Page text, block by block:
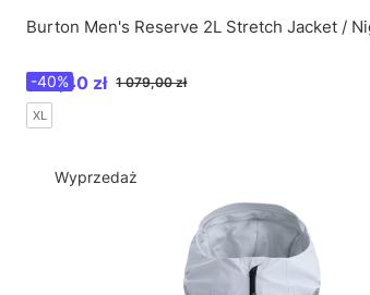
Burton Men's Reserve 2L Stretch Jacket /
Cena promocyjna
647,40 zł 1 079,00 zł
-40%
XL
Wyprzedaż